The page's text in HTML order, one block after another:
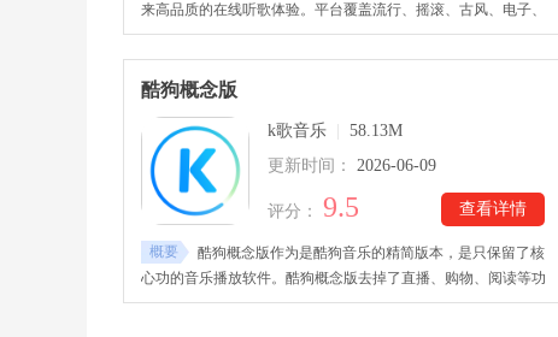
来高品质的在线听歌体验。平台覆盖流行、摇滚、古风、电子、
民谣等多种音乐风格，支持歌曲搜索、歌单收藏、个性推荐等丰
富功能，轻松满足不同用户的听歌需求。酷狗音乐盒hd安卓旧版
本下载后，用户可以分享听歌感受，与来自各地的乐迷交流共
让每一次聆听都更加沉浸动听。
酷狗概念版
k歌音乐
58.13M
更新时间：
2026-06-09
查看详情
评分： 9.5
概要
酷狗概念版作为是酷狗音乐的精简版本，是只保留了核
心功的音乐播放软件。酷狗概念版去掉了直播、购物、阅读等功
能，把核心专注在音乐上，提供高品质的播放功能及丰富的曲库